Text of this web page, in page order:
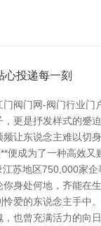
投递每一刻
阀门网-阀门行业门
更是抒发样式的蹙
让东说念主难以切
便成为了一种高效又
苏地区750,000家企
身处何地，齐能在
爱的东说念主手中
，也曾充满活力的向